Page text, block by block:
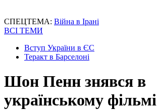
СПЕЦТЕМА: Війна в Ірані
ВСІ ТЕМИ
Вступ України в ЄС
Теракт в Барселоні
Шон Пенн знявся в
українському фільмі